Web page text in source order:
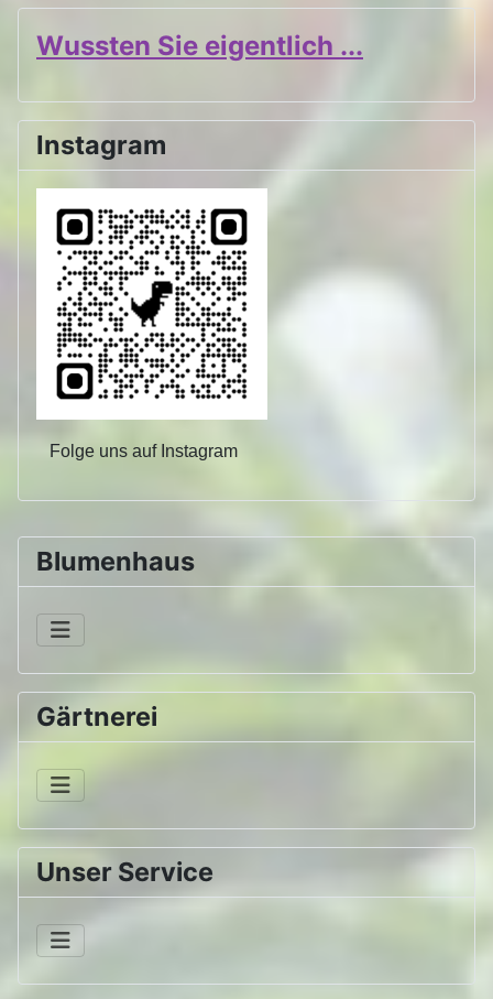
Blumenhaus
Gärtnerei
Unser Service
Wussten Sie eigentlich ...
Instagram
Folge uns auf Instagram